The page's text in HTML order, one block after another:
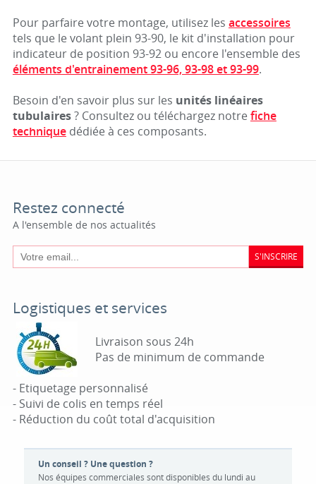
Pour parfaire votre montage, utilisez les accessoires
tels que le volant plein 93-90, le kit d'installation pour
indicateur de position 93-92 ou encore l'ensemble des
éléments d'entrainement 93-96, 93-98 et 93-99.
Besoin d'en savoir plus sur les unités linéaires
tubulaires? Consultez ou téléchargez notre fiche
techniquedédiée à ces composants.
Restez connecté
A l'ensemble de nos actualités
S'INSCRIRE
Logistiques et services
Livraison sous 24h
Pas de minimum de commande
- Etiquetage personnalisé
- Suivi de colis en temps réel
- Réduction du coût total d'acquisition
Un conseil ? Une question ?
Nos équipes commerciales sont disponibles du lundi au